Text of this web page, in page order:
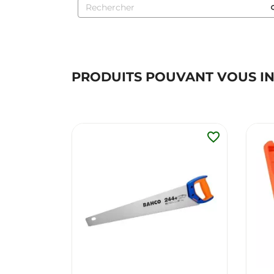
PRODUITS POUVANT VOUS
favorite_border